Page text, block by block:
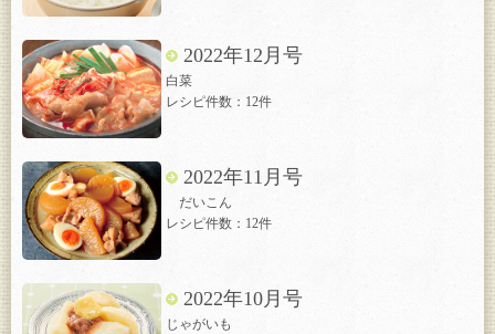
2022年12月号
白菜
レシピ件数：12件
2022年11月号
だいこん
レシピ件数：12件
2022年10月号
じゃがいも